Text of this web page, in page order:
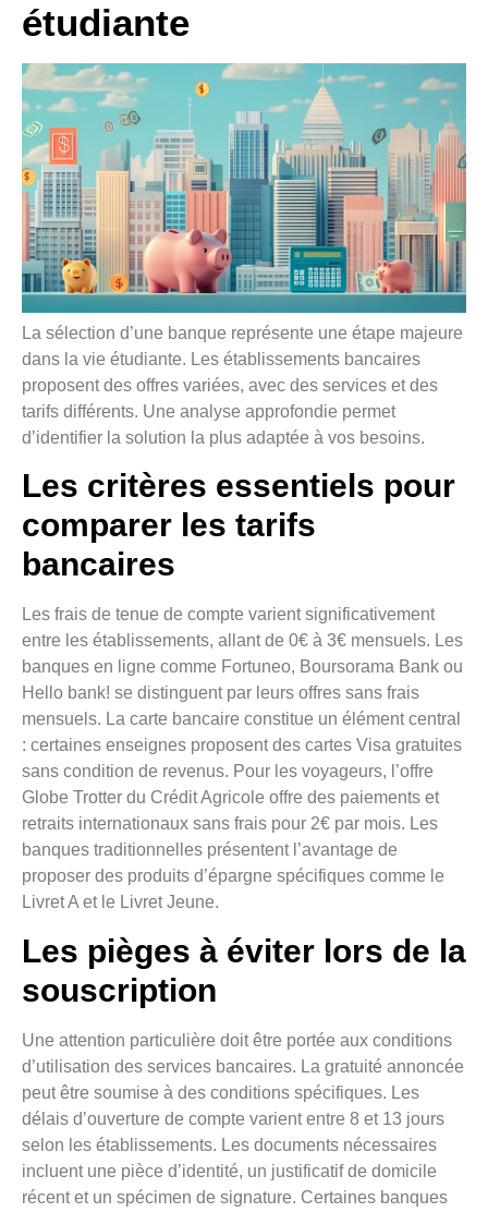
étudiante
La sélection d’une banque représente une étape majeure
dans la vie étudiante. Les établissements bancaires
proposent des offres variées, avec des services et des
tarifs différents. Une analyse approfondie permet
d’identifier la solution la plus adaptée à vos besoins.
Les critères essentiels pour
comparer les tarifs
bancaires
Les frais de tenue de compte varient significativement
entre les établissements, allant de 0€ à 3€ mensuels. Les
banques en ligne comme Fortuneo, Boursorama Bank ou
Hello bank! se distinguent par leurs offres sans frais
mensuels. La carte bancaire constitue un élément central
: certaines enseignes proposent des cartes Visa gratuites
sans condition de revenus. Pour les voyageurs, l’offre
Globe Trotter du Crédit Agricole offre des paiements et
retraits internationaux sans frais pour 2€ par mois. Les
banques traditionnelles présentent l’avantage de
proposer des produits d’épargne spécifiques comme le
Livret A et le Livret Jeune.
Les pièges à éviter lors de la
souscription
Une attention particulière doit être portée aux conditions
d’utilisation des services bancaires. La gratuité annoncée
peut être soumise à des conditions spécifiques. Les
délais d’ouverture de compte varient entre 8 et 13 jours
selon les établissements. Les documents nécessaires
incluent une pièce d’identité, un justificatif de domicile
récent et un spécimen de signature. Certaines banques